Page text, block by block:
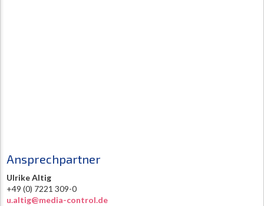
Ansprechpartner
Ulrike Altig
+49 (0) 7221 309-0
u.altig@media-control.de